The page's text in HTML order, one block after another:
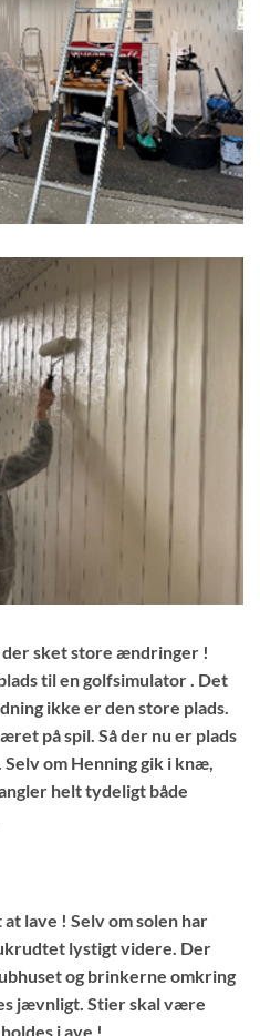
der sket store ændringer !
til en golfsimulator . Det
ikke er den store plads.
på spil. Så der nu er plads
om Henning gik i knæ,
helt tydeligt både
lave ! Selv om solen har
lystigt videre. Der
og brinkerne omkring
jævnligt. Stier skal være
i ave !